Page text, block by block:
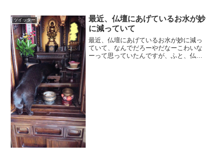
ツイッター
最近、仏壇にあげているお水が妙
に減っていて
最近、仏壇にあげているお水が妙に減っ
ていて、なんでだろーやだなーこわいな
ーって思っていたんですが、ふと、仏壇